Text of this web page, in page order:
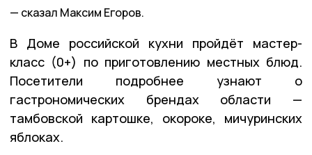
сказал Максим Егоров.
В Доме российской кухни пройдёт мастер-
класс (0+) по приготовлению местных блюд.
Посетители подробнее узнают о
гастрономических брендах области —
тамбовской картошке, окороке, мичуринских
яблоках.